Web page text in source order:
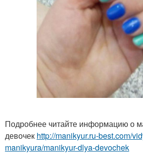
Подробнее читайте информацию о
девочек http://manikyur.ru-best.com/
manikyura/manikyur-dlya-devochek